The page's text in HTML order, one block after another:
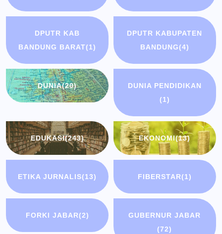
DPUTR KAB
BANDUNG BARAT(1)
DPUTR KABUPATEN
BANDUNG(4)
DUNIA(20)
DUNIA PENDIDIKAN
(1)
EDUKASI(243) EKONOMI(13)
ETIKA JURNALIS(13) FIBERSTAR(1)
FORKI JABAR(2)
GUBERNUR JABAR
(72)